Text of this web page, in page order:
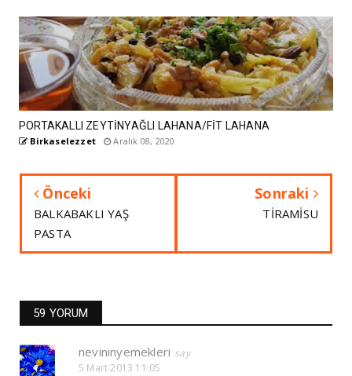
PORTAKALLI ZEYTİNYAĞLI LAHANA/FİT LAHANA
Birkaselezzet Aralık 08, 2020
Önceki
BALKABAKLI YAŞ
PASTA
Sonraki
TİRAMİSU
59 YORUM
nevininyemekleri
5 Mart 2013 11:05